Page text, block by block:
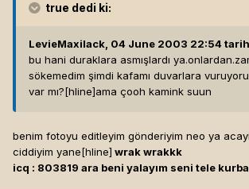
true dedi ki:
LevieMaxilack, 04 June 2003 22:54
bu hani duraklara asmışlardı
sökemedim şimdi kafamı duvarlara
var mı?[hline]ama çooh kamink suun
benim fotoyu editleyim gönderiyim neo ya
ciddiyim yane[hline] wrak wrakkk
icq : 803819 ara beni yalayım seni tele